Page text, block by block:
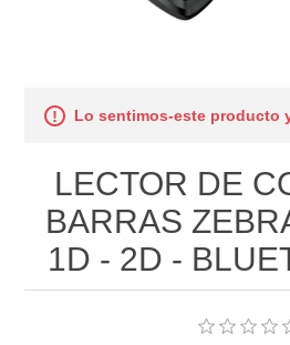
Lo sentimos-este producto
LECTOR DE
BARRAS
1D - 2D -